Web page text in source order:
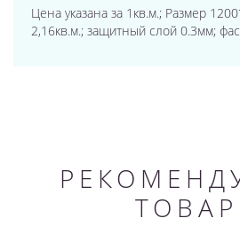
Цена указана за 1кв.м.; Размер
2,16кв.м.; защитный слой 0.3мм;